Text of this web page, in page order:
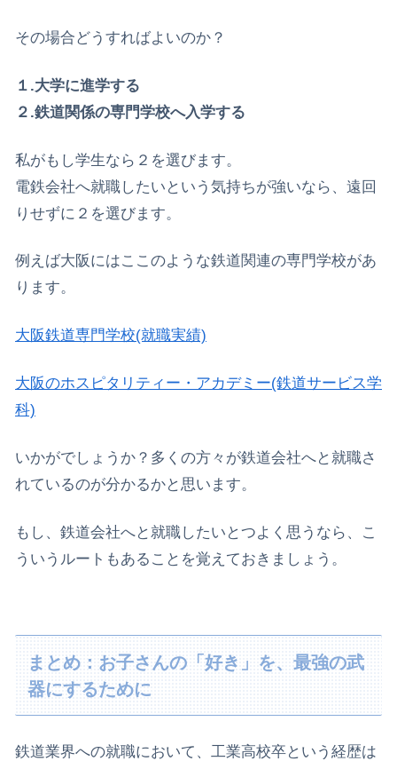
その場合どうすればよいのか？
１.大学に進学する
２.鉄道関係の専門学校へ入学する
私がもし学生なら２を選びます。
電鉄会社へ就職したいという気持ちが強いなら、遠回
りせずに２を選びます。
例えば大阪にはここのような鉄道関連の専門学校があ
ります。
大阪鉄道専門学校(就職実績)
大阪のホスピタリティー・アカデミー(鉄道サービス学
科)
いかがでしょうか？多くの方々が鉄道会社へと就職さ
れているのが分かるかと思います。
もし、鉄道会社へと就職したいとつよく思うなら、こ
ういうルートもあることを覚えておきましょう。
まとめ：お子さんの「好き」を、最強の武
器にするために
​鉄道業界への就職において、工業高校卒という経歴は